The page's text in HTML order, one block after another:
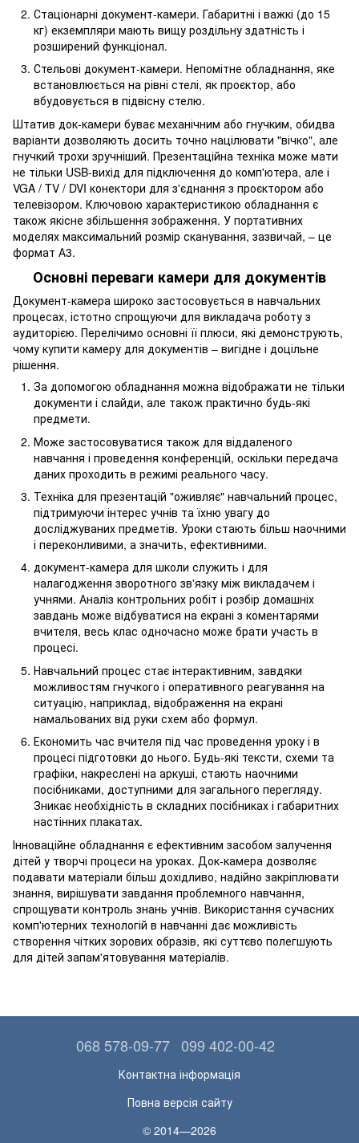
Стаціонарні документ-камери. Габаритні і важкі (до 15
кг) екземпляри мають вищу роздільну здатність і
розширений функціонал.
Стельові документ-камери. Непомітне обладнання, яке
встановлюється на рівні стелі, як проєктор, або
вбудовується в підвісну стелю.
Штатив док-камери буває механічним або гнучким, обидва
варіанти дозволяють досить точно націлювати "вічко", але
гнучкий трохи зручніший. Презентаційна техніка може мати
не тільки USB-вихід для підключення до комп'ютера, але і
VGA / TV / DVI конектори для з'єднання з проєктором або
телевізором. Ключовою характеристикою обладнання є
також якісне збільшення зображення. У портативних
моделях максимальний розмір сканування, зазвичай, – це
формат А3.
Основні переваги камери для документів
Документ-камера широко застосовується в навчальних
процесах, істотно спрощуючи для викладача роботу з
аудиторією. Перелічимо основні її плюси, які демонструють,
чому купити камеру для документів – вигідне і доцільне
рішення.
За допомогою обладнання можна відображати не тільки
документи і слайди, але також практично будь-які
предмети.
Може застосовуватися також для віддаленого
навчання і проведення конференцій, оскільки передача
даних проходить в режимі реального часу.
Техніка для презентацій "оживляє" навчальний процес,
підтримуючи інтерес учнів та їхню увагу до
досліджуваних предметів. Уроки стають більш наочними
і переконливими, а значить, ефективними.
документ-камера для школи служить і для
налагодження зворотного зв'язку між викладачем і
учнями. Аналіз контрольних робіт і розбір домашніх
завдань може відбуватися на екрані з коментарями
вчителя, весь клас одночасно може брати участь в
процесі.
Навчальний процес стає інтерактивним, завдяки
можливостям гнучкого і оперативного реагування на
ситуацію, наприклад, відображення на екрані
намальованих від руки схем або формул.
Економить час вчителя під час проведення уроку і в
процесі підготовки до нього. Будь-які тексти, схеми та
графіки, накреслені на аркуші, стають наочними
посібниками, доступними для загального перегляду.
Зникає необхідність в складних посібниках і габаритних
настінних плакатах.
Інноваційне обладнання є ефективним засобом залучення
дітей у творчі процеси на уроках. Док-камера дозволяє
подавати матеріали більш дохідливо, надійно закріплювати
знання, вирішувати завдання проблемного навчання,
спрощувати контроль знань учнів. Використання сучасних
комп'ютерних технологій в навчанні дає можливість
створення чітких зорових образів, які суттєво полегшують
для дітей запам'ятовування матеріалів.
068 578-09-77 099 402-00-42
Контактна інформація
Повна версія сайту
© 2014—2026